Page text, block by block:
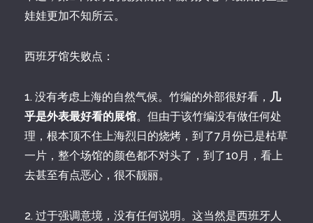
娃娃更加不知所云。
西班牙馆失败点：
1. 没有考虑上海的自然气候。竹编的外部很好看， 几
乎是外表最好看的展馆。但由于该竹编没有做任何处
理，根本顶不住上海烈日的烧烤，到了7月份已是枯草
一片，整个场馆的颜色都不对头了，到了10月，看上
去甚至有点恶心，很不靓丽。
2. 过于强调意境，没有任何说明。这当然是西班牙人